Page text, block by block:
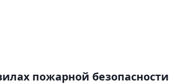
пожарной безопасности